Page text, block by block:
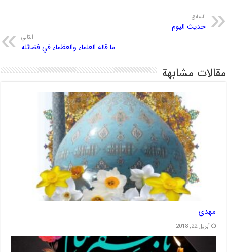
السابق
حدیث الیوم
التالي
ما قاله العلماء والعظماء في فضائله
مقالات مشابهة
مهدی
أبريل 22, 2018